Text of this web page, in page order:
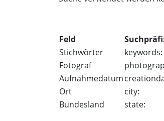
Feld
Stichwörter
keywords:
Fotograf
Aufnahmedatum
Ort
city:
Bundesland
state: